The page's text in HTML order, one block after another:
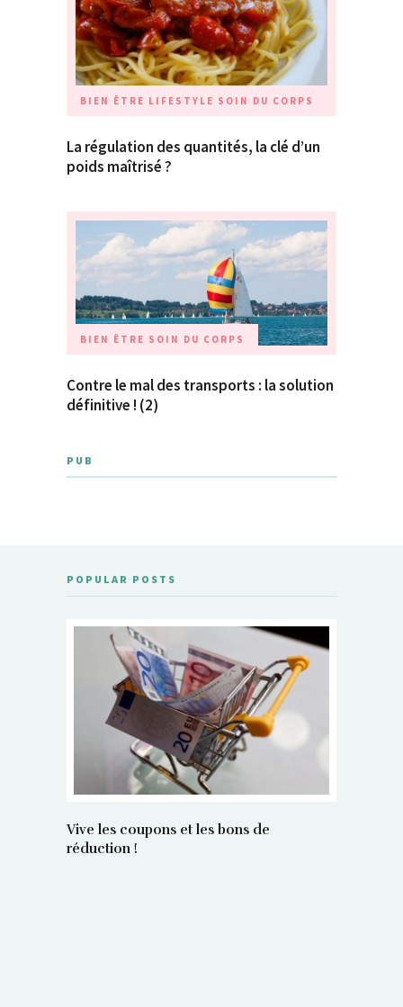
BIEN ÊTRE LIFESTYLE SOIN DU CORPS
La régulation des quantités, la clé d’un
poids maîtrisé ?
BIEN ÊTRE SOIN DU CORPS
Contre le mal des transports : la solution
définitive ! (2)
PUB
POPULAR POSTS
Vive les coupons et les bons de
réduction !